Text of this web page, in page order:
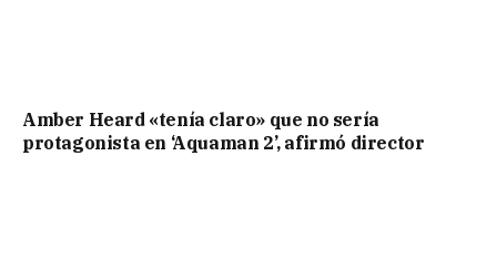
Amber Heard «tenía claro» que no sería
protagonista en ‘Aquaman 2’, afirmó director